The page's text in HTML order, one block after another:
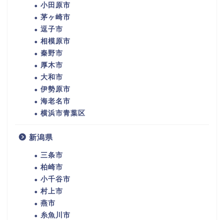
小田原市
茅ヶ崎市
逗子市
相模原市
秦野市
厚木市
大和市
伊勢原市
海老名市
横浜市青葉区
新潟県
三条市
柏崎市
小千谷市
村上市
燕市
糸魚川市